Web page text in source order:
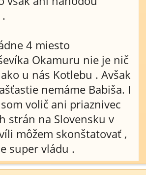
4 miesto
Okamuru nie je nič
u nás Kotlebu . Avšak
nemáme Babiša. I
volič ani priaznivec
strán na Slovensku v
môžem skonštatovať ,
super vládu .